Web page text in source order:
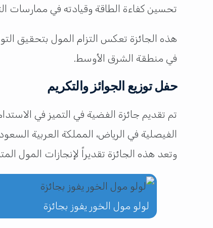
تحسين كفاءة الطاقة وقيادته في ممارسات
هذه الجائزة تعكس التزام المول بتحقيق
في منطقة الشرق الأوسط.
حفل توزيع الجوائز والتكريم
تم تقديم جائزة الفضية في التميز في
وتعد هذه الجائزة تقديراً لإنجازات المول
لولو مول الخور يفوز بجائزة